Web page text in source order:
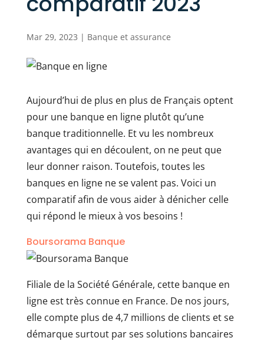
Mar 29, 2023 | Banque et assurance
Aujourd’hui de plus en plus de Français optent
pour une banque en ligne plutôt qu’une
banque traditionnelle. Et vu les nombreux
avantages qui en découlent, on ne peut que
leur donner raison. Toutefois, toutes les
banques en ligne ne se valent pas. Voici un
comparatif afin de vous aider à dénicher celle
qui répond le mieux à vos besoins !
Boursorama Banque
Filiale de la Société Générale, cette banque en
ligne est très connue en France. De nos jours,
elle compte plus de 4,7 millions de clients et se
démarque surtout par ses solutions bancaires